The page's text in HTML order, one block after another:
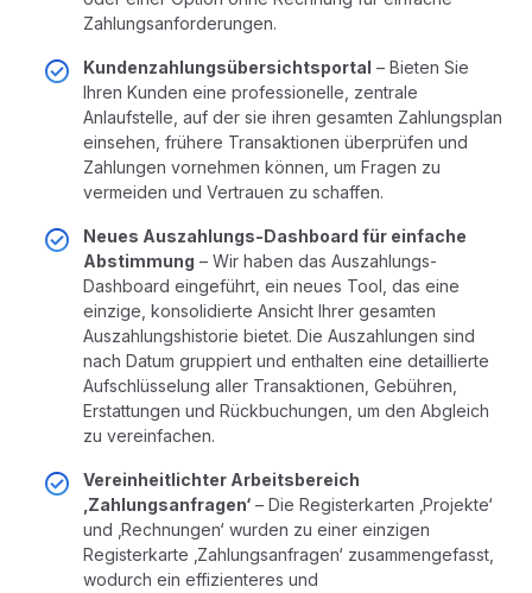
Zahlungsanforderungen.
Kundenzahlungsübersichtsportal – Bieten Sie
Ihren Kunden eine professionelle, zentrale
Anlaufstelle, auf der sie ihren gesamten Zahlungsplan
einsehen, frühere Transaktionen überprüfen und
Zahlungen vornehmen können, um Fragen zu
vermeiden und Vertrauen zu schaffen.
Neues Auszahlungs-Dashboard für einfache
Abstimmung – Wir haben das Auszahlungs-
Dashboard eingeführt, ein neues Tool, das eine
einzige, konsolidierte Ansicht Ihrer gesamten
Auszahlungshistorie bietet. Die Auszahlungen sind
nach Datum gruppiert und enthalten eine detaillierte
Aufschlüsselung aller Transaktionen, Gebühren,
Erstattungen und Rückbuchungen, um den Abgleich
zu vereinfachen.
Vereinheitlichter Arbeitsbereich
‚Zahlungsanfragen‘ – Die Registerkarten ‚Projekte‘
und ‚Rechnungen‘ wurden zu einer einzigen
Registerkarte ‚Zahlungsanfragen‘ zusammengefasst,
wodurch ein effizienteres und